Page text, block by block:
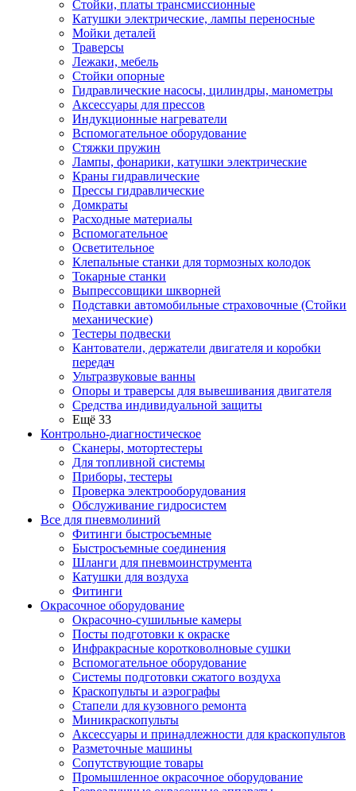
Стойки, платы трансмиссионные
Катушки электрические, лампы переносные
Мойки деталей
Траверсы
Лежаки, мебель
Стойки опорные
Гидравлические насосы, цилиндры, манометры
Аксессуары для прессов
Индукционные нагреватели
Вспомогательное оборудование
Стяжки пружин
Лампы, фонарики, катушки электрические
Краны гидравлические
Прессы гидравлические
Домкраты
Расходные материалы
Вспомогательное
Осветительное
Клепальные станки для тормозных колодок
Токарные станки
Выпрессовщики шкворней
Подставки автомобильные страховочные (Стойки
механические)
Тестеры подвески
Кантователи, держатели двигателя и коробки
передач
Ультразвуковые ванны
Опоры и траверсы для вывешивания двигателя
Средства индивидуальной защиты
Ещё 33
Контрольно-диагностическое
Сканеры, мотортестеры
Для топливной системы
Приборы, тестеры
Проверка электрооборудования
Обслуживание гидросистем
Все для пневмолиний
Фитинги быстросъемные
Быстросъемные соединения
Шланги для пневмоинструмента
Катушки для воздуха
Фитинги
Окрасочное оборудование
Окрасочно-сушильные камеры
Посты подготовки к окраске
Инфракрасные коротковолновые сушки
Вспомогательное оборудование
Системы подготовки сжатого воздуха
Краскопульты и аэрографы
Стапели для кузовного ремонта
Миникраскопульты
Аксессуары и принадлежности для краскопультов
Разметочные машины
Сопутствующие товары
Промышленное окрасочное оборудование